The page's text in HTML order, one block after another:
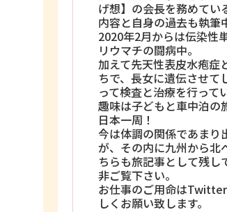
げ想】の会長を務めてい
内容と自身の過去も執筆
2020年2月からは伝染性
リウマチの闘病中。
加えて先天性表皮水疱症
ちで、長女に遺伝させて
って検査と治療を行って
趣味は子どもと車中泊の
日本一周！
今は体調の関係であまり
が、その内に九州から北
ちらも旅記事として残し
非ご覧下さい。
お仕事のご用命は
しくお願い致します。